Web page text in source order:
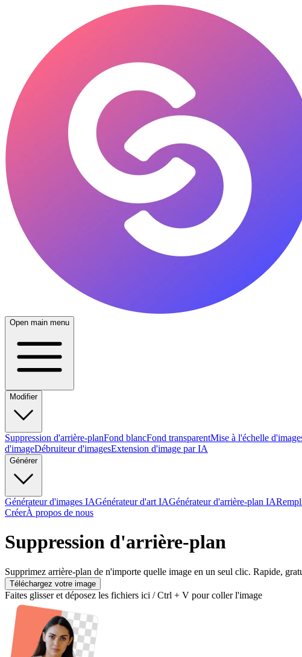
Open main menu
Modifier
Suppression d'arrière-planFond blancFond transparentMise à l'échelle
d'imageDébruiteur d'imagesExtension d'image par IA
Générer
Générateur d'images IAGénérateur d'art IAGénérateur d'arrière-plan IA
CréerÀ propos de nous
Suppression d'arrière-plan
Supprimez arrière-plan de n'importe quelle image en un seul clic. Rapide,
Téléchargez votre image
Faites glisser et déposez les fichiers ici / Ctrl + V pour coller l'image